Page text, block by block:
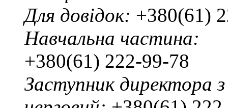
Для довідок: +380(61)
Навчальна частина:
+380(61) 222-99-78
Заступник директора